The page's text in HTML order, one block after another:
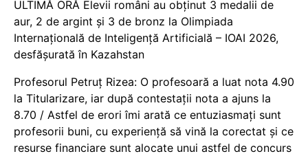
ULTIMĂ ORĂ Elevii români au obținut 3 medalii de
aur, 2 de argint și 3 de bronz la Olimpiada
Internațională de Inteligență Artificială – IOAI 2026,
desfășurată în Kazahstan
Profesorul Petruț Rizea: O profesoară a luat nota 4.90
la Titularizare, iar după contestații nota a ajuns la
8.70 / Astfel de erori îmi arată ce entuziasmați sunt
profesorii buni, cu experiență să vină la corectat și ce
resurse financiare sunt alocate unui astfel de concurs